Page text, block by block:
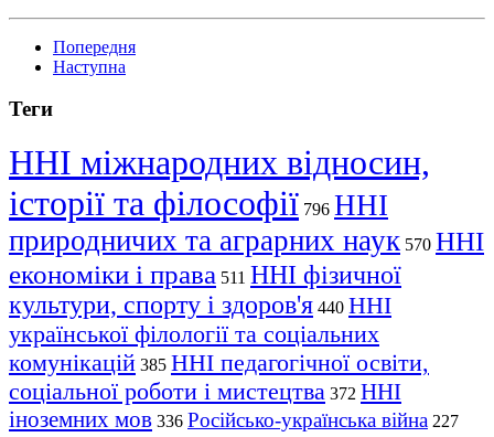
Попередня
Наступна
Теги
ННІ міжнародних відносин,
історії та філософії 796 ННІ
природничих та аграрних наук 570 ННІ
економіки і права 511 ННІ фізичної
культури, спорту і здоров'я 440 ННІ
української філології та соціальних
комунікацій 385 ННІ педагогічної освіти,
соціальної роботи і мистецтва 372 ННІ
іноземних мов 336 Російсько-українська війна 227